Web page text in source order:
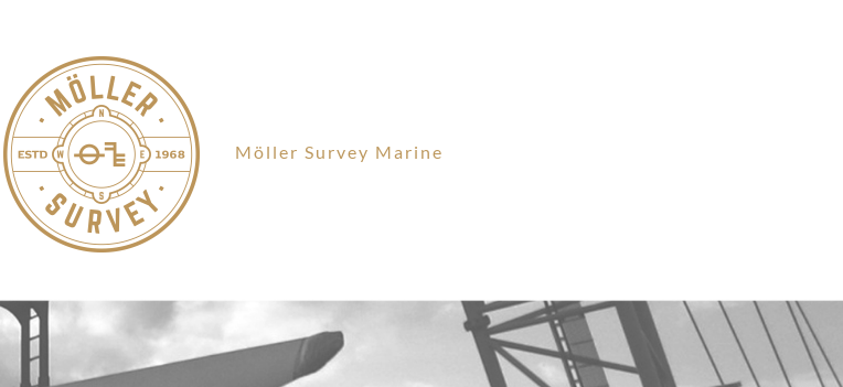
Möller Survey Marine